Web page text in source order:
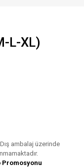
L-XL)
ambalaj üzerinde
Promosyonu